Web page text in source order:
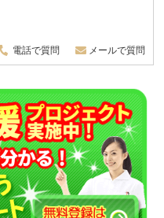
電話で質問 メールで質問